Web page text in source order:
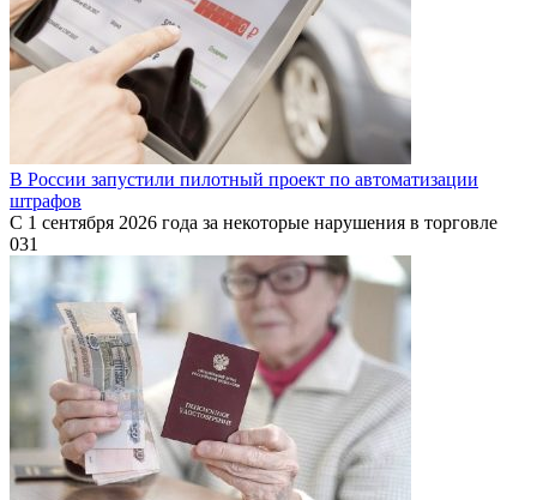
В России запустили пилотный проект по автоматизации
штрафов
С 1 сентября 2026 года за некоторые нарушения в торговле
031